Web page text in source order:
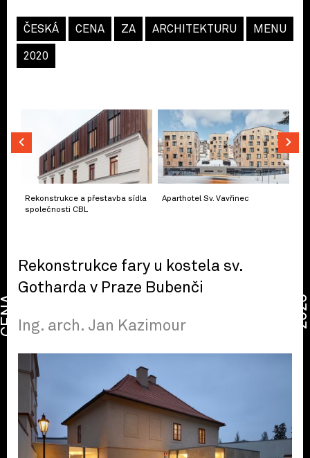
ČESKÁ CENA ZA ARCHITEKTURU
2020
MENU
Rekonstrukce a přestavba sídla
společnosti CBL
Aparthotel Sv. Vavřinec
Rekonstrukce fary u kostela sv.
Gotharda v Praze Bubenči
Ing. arch. Jan Kazimour
CENA 2026